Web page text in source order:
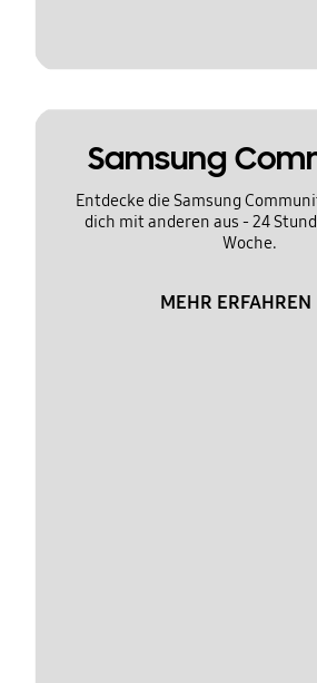
Samsung
Entdecke die Samsung
dich mit anderen aus - 24
Woche.
MEHR ERFAHREN